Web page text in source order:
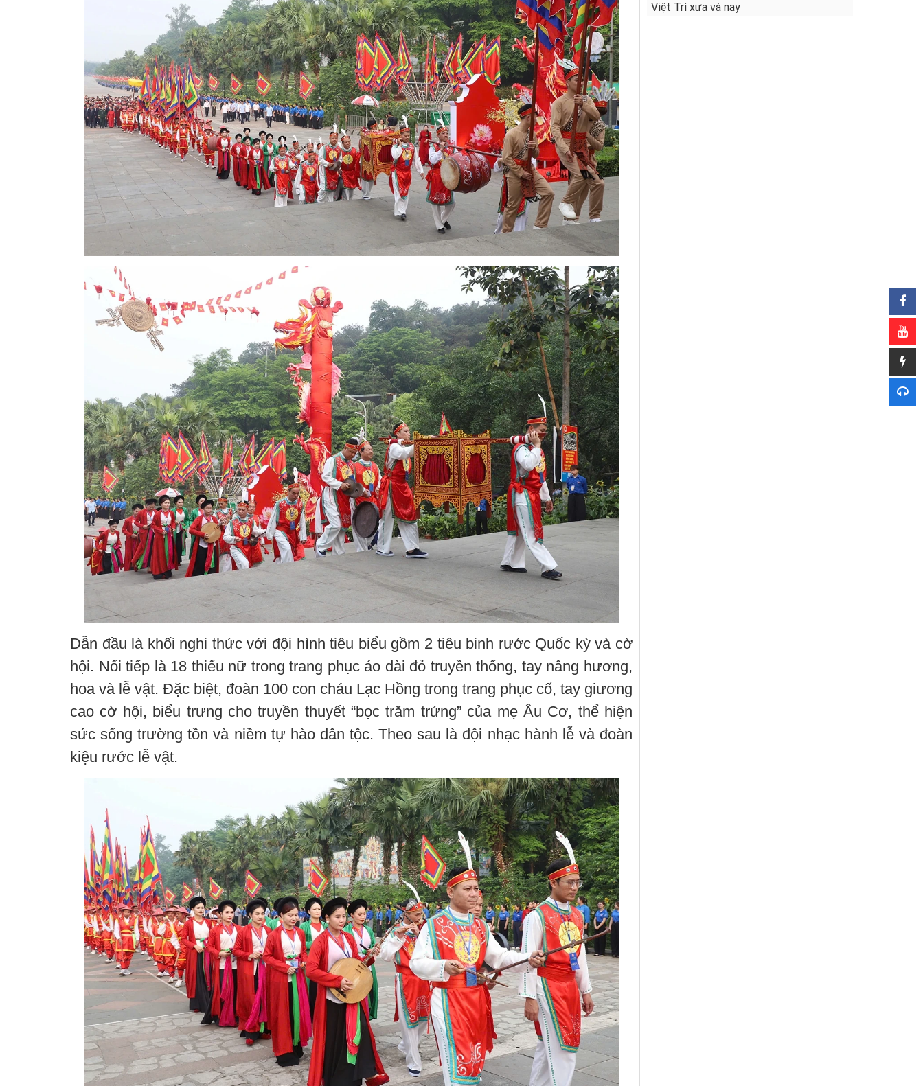
Dẫn đầu là khối nghi thức với đội hình tiêu biểu gồm 2 tiêu binh rước Quốc kỳ và cờ
hội. Nối tiếp là 18 thiếu nữ trong trang phục áo dài đỏ truyền thống, tay nâng hương,
hoa và lễ vật. Đặc biệt, đoàn 100 con cháu Lạc Hồng trong trang phục cổ, tay giương
cao cờ hội, biểu trưng cho truyền thuyết “bọc trăm trứng” của mẹ Âu Cơ, thể hiện
sức sống trường tồn và niềm tự hào dân tộc. Theo sau là đội nhạc hành lễ và đoàn
kiệu rước lễ vật.
Việt Trì xưa và nay